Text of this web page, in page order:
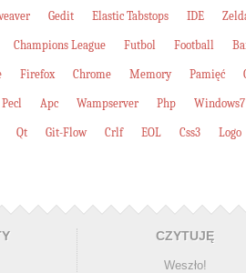
Gedit Elastic Tabstops IDE
Champions League Futbol Football
Firefox Chrome Memory Pamięć
Pecl Apc Wampserver Php Windows7
Qt Git-Flow Crlf EOL Css3 Logo
CZYTUJĘ
Weszło!